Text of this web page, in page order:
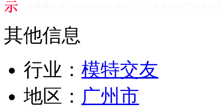
其他信息
行业： 模特交友
地区： 广州市